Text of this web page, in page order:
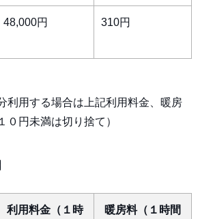
48,000円 310円
利用する場合は上記利用料金、暖房
０円未満は切り捨て）
利用料金（１時 暖房料（１時間